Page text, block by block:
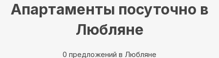
Апартаменты посуточно в
Любляне
0 предложений в Любляне